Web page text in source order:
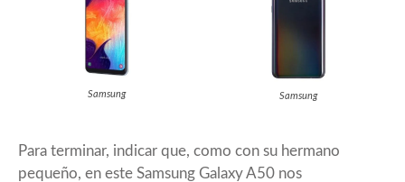
Samsung Samsung
Para terminar, indicar que, como con su hermano
pequeño, en este Samsung Galaxy A50 nos